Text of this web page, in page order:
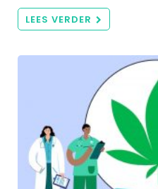
LEES VERDER